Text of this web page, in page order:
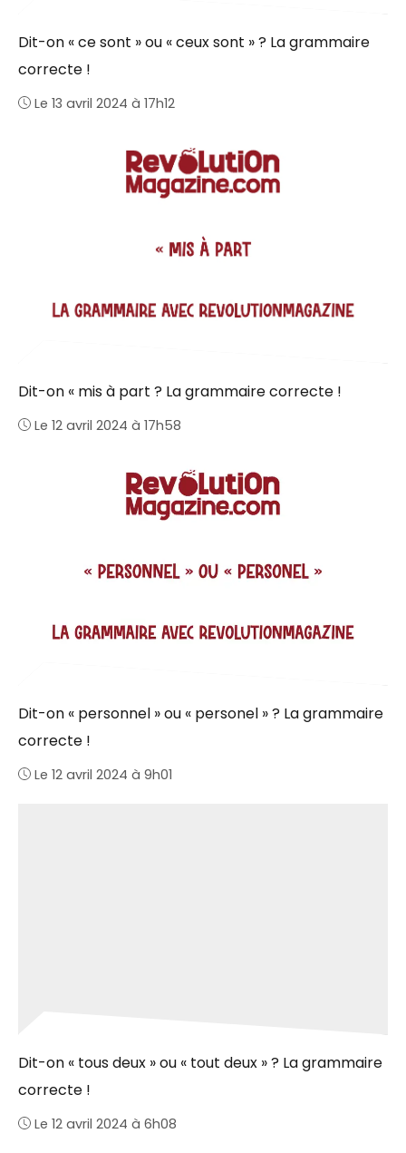
Dit-on « ce sont » ou « ceux sont » ? La grammaire
correcte !
Le 13 avril 2024 à 17h12
Dit-on « mis à part ? La grammaire correcte !
Le 12 avril 2024 à 17h58
Dit-on « personnel » ou « personel » ? La grammaire
correcte !
Le 12 avril 2024 à 9h01
Dit-on « tous deux » ou « tout deux » ? La grammaire
correcte !
Le 12 avril 2024 à 6h08